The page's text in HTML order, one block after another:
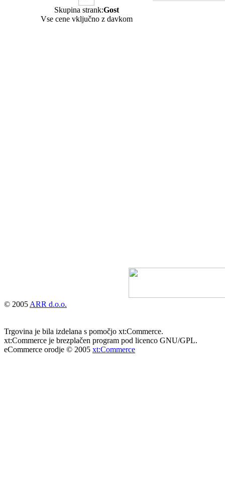
Skupina strank:Gost
Vse cene vključno z davkom
© 2005 ARR d.o.o.
Trgovina je bila izdelana s pomočjo xt:Commerce.
xt:Commerce je brezplačen program pod licenco GNU/GPL.
eCommerce orodje © 2005 xt:Commerce